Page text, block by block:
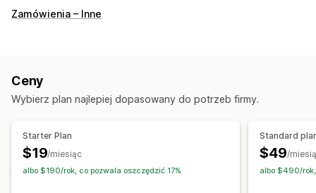
Typ zamówienia
Przyciski
Metody płatności
Płatności odroczone
Zamówienia – Inne
Ceny
Wybierz plan najlepiej dopasowany do potrzeb firmy.
Starter Plan
$19/miesiąc
albo $190/rok, co pozwala oszczędzić 17%
Standard
$49/
albo $490/